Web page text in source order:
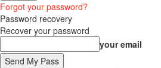
Forgot your password?
Password recovery
Recover your password
your email